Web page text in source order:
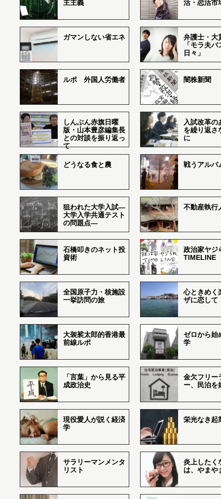
主主義 活・恋活市
ガマンしない省エネ
弁護士・大
「モラ夫
日々」
ルポ 外国人労働者 闇株新聞
しんぶん赤旗日曜
版・山本豊彦編集長
との対談を振り返っ
て
入試改革の
を繰り返さ
に
どうなる食と農 戦うアルバ
狙われた大学入試―
大学入学共通テスト
の問題点―
不動産執行
石橋叩きのネット投
資術
政治家ヤジ
TIMELINE
全国原子力・核施設
一挙訪問の旅
心ときめく
ザに恋して
大袈裟太郎的香港最
前線ルポ
ゼロから始
学
「言葉」から見る平
成政治史
金欠フリー
ー、民泊を
現役愛人が説く経済
学
栄光なき起
サラリーマンメンタ
リスト
炎上したく
は、やまや